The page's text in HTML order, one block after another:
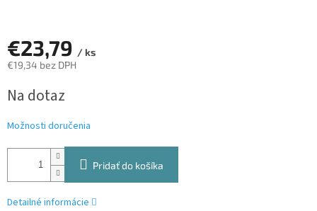
€23,79 / ks
€19,34 bez DPH
cena:
Na dotaz
Možnosti doručenia
Pridať do košíka
Detailné informácie